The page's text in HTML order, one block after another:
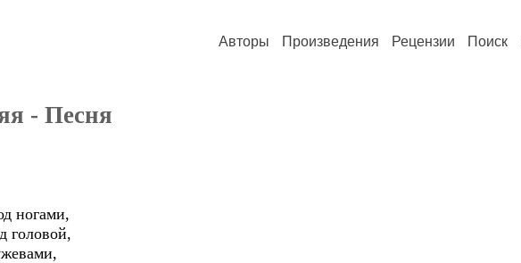
Авторы Произведения Рецензии Поиск
- Песня
ногами,
головой,